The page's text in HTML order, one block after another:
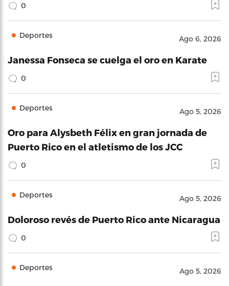
0
Deportes Ago 6, 2026
Janessa Fonseca se cuelga el oro en Karate
0
Deportes Ago 5, 2026
Oro para Alysbeth Félix en gran jornada de
Puerto Rico en el atletismo de los JCC
0
Deportes Ago 5, 2026
Doloroso revés de Puerto Rico ante Nicaragua
0
Deportes Ago 5, 2026